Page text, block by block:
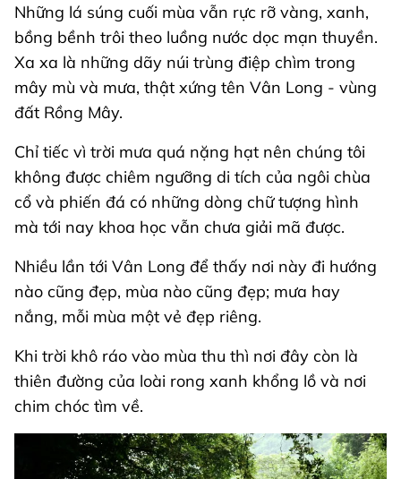
Những lá súng cuối mùa vẫn rực rỡ vàng, xanh,
bồng bềnh trôi theo luồng nước dọc mạn thuyền.
Xa xa là những dãy núi trùng điệp chìm trong
mây mù và mưa, thật xứng tên Vân Long - vùng
đất Rồng Mây.
Chỉ tiếc vì trời mưa quá nặng hạt nên chúng tôi
không được chiêm ngưỡng di tích của ngôi chùa
cổ và phiến đá có những dòng chữ tượng hình
mà tới nay khoa học vẫn chưa giải mã được.
Nhiều lần tới Vân Long để thấy nơi này đi hướng
nào cũng đẹp, mùa nào cũng đẹp; mưa hay
nắng, mỗi mùa một vẻ đẹp riêng.
Khi trời khô ráo vào mùa thu thì nơi đây còn là
thiên đường của loài rong xanh khổng lồ và nơi
chim chóc tìm về.